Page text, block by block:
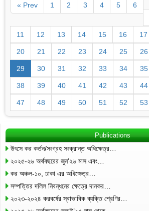
« Prev 1 2 3 4 5
6
11 12 13 14 15 16 17
20 21 22 23 24 25 26
29 30 31 32 33 34 35
38 39 40 41 42 43 44
47 48 49 50 51 52 53
Publications
উৎসে কর কর্তন/সংগ্রহ সংক্রান্ত অধিক্ষেত্র…
২০২৫-২৬ অর্থবছরের জুন’২৬ মাস এবং…
কর অঞ্চল-১০, ঢাকা এর অধিক্ষেত্র…
সম্পত্তির দলিল নিবন্ধনের ক্ষেত্রে দানকর…
২০২৩-২০২৪ করবর্ষের স্বাভাবিক ব্যক্তি শ্রেণির…